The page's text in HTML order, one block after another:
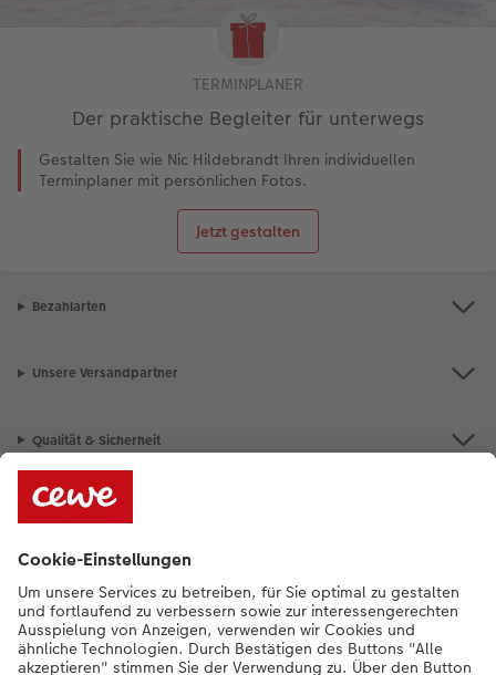
TERMINPLANER
Der praktische Begleiter für unterwegs
Gestalten Sie wie Nic Hildebrandt Ihren individuellen
Terminplaner mit persönlichen Fotos.
Jetzt gestalten
Bezahlarten
Unsere Versandpartner
Qualität & Sicherheit
Nachhaltigkeit bei CEWE
Unternehmen